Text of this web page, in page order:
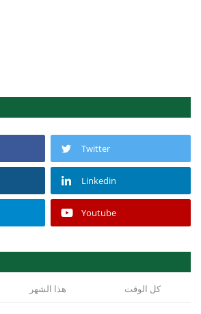
Twitter
Linkedin
Youtube
هذا الشهر كل الوقت